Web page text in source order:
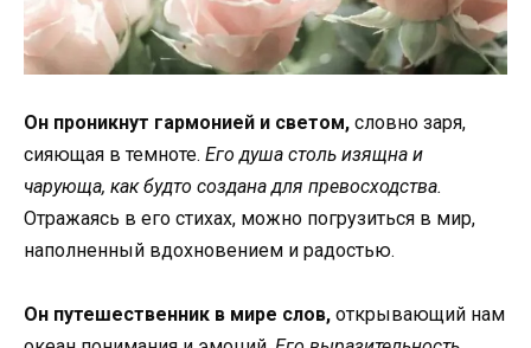
Он проникнут гармонией и светом, словно заря,
сияющая в темноте. Его душа столь изящна и
чарующа, как будто создана для превосходства.
Отражаясь в его стихах, можно погрузиться в мир,
наполненный вдохновением и радостью.
Он путешественник в мире слов, открывающий нам